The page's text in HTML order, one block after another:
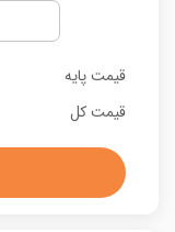
قیمت پایه
قیمت کل